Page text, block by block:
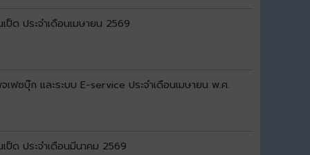
ด ประจำเดือนเมษายน 2569
เฟซบุ๊ก และระบบ E-service ประจำเดือนเมษายน พ.ศ.
ป็ด ประจำเดือนมีนาคม 2569